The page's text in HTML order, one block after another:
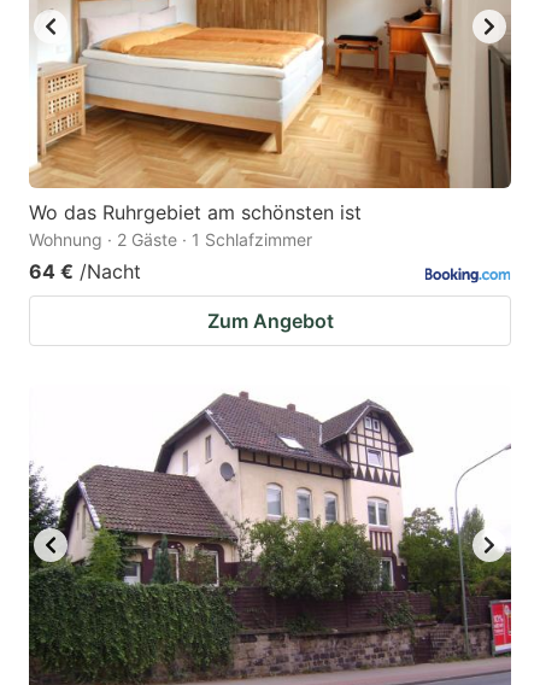
Wo das Ruhrgebiet am schönsten ist
Wohnung · 2 Gäste · 1 Schlafzimmer
64 € /Nacht
Zum Angebot